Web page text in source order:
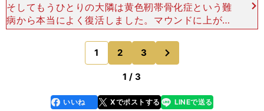
そしてもうひとりの大隣は黄色靭帯骨化症という難
病から本当によく復活しました。マウンドに上がる
ことができたのは、周りの人の助けがあってこそで
すが、彼自身に「強さ」が出てきたのも一因だと思
います。入団当時
1 2 3
1 / 3
faceboo
k
いいね Xでポストする
line LINEで送る